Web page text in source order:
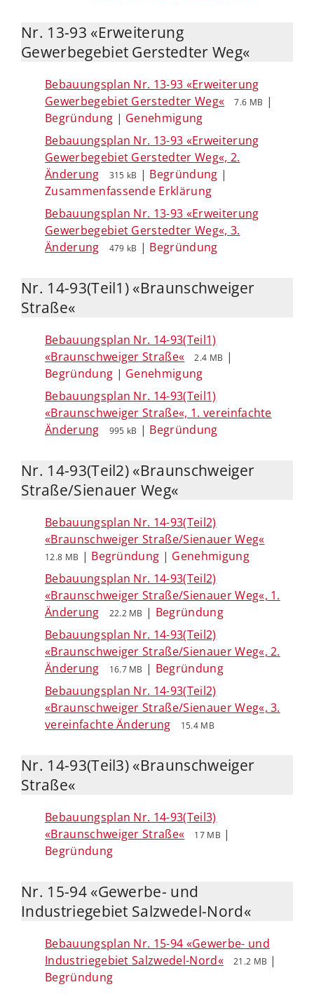
Nr. 13-93 «Erweiterung
Gewerbegebiet Gerstedter Weg«
Bebauungsplan Nr. 13-93 «Erweiterung
Gewerbegebiet Gerstedter Weg«
7.6 MB |
Begründung | Genehmigung
Bebauungsplan Nr. 13-93 «Erweiterung
Gewerbegebiet Gerstedter Weg«, 2.
Änderung
315 kB | Begründung |
Zusammenfassende Erklärung
Bebauungsplan Nr. 13-93 «Erweiterung
Gewerbegebiet Gerstedter Weg«, 3.
Änderung
479 kB | Begründung
Nr. 14-93(Teil1) «Braunschweiger
Straße«
Bebauungsplan Nr. 14-93(Teil1)
«Braunschweiger Straße«
2.4 MB |
Begründung | Genehmigung
Bebauungsplan Nr. 14-93(Teil1)
«Braunschweiger Straße«, 1. vereinfachte
Änderung
995 kB | Begründung
Nr. 14-93(Teil2) «Braunschweiger
Straße/Sienauer Weg«
Bebauungsplan Nr. 14-93(Teil2)
«Braunschweiger Straße/Sienauer Weg«
12.8 MB | Begründung | Genehmigung
Bebauungsplan Nr. 14-93(Teil2)
«Braunschweiger Straße/Sienauer Weg«, 1.
Änderung
22.2 MB | Begründung
Bebauungsplan Nr. 14-93(Teil2)
«Braunschweiger Straße/Sienauer Weg«, 2.
Änderung
16.7 MB | Begründung
Bebauungsplan Nr. 14-93(Teil2)
«Braunschweiger Straße/Sienauer Weg«, 3.
vereinfachte Änderung
15.4 MB
Nr. 14-93(Teil3) «Braunschweiger
Straße«
Bebauungsplan Nr. 14-93(Teil3)
«Braunschweiger Straße«
17 MB |
Begründung
Nr. 15-94 «Gewerbe- und
Industriegebiet Salzwedel-Nord«
Bebauungsplan Nr. 15-94 «Gewerbe- und
Industriegebiet Salzwedel-Nord«
21.2 MB |
Begründung